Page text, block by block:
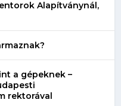
Alapítványnál,
a gépeknek –
rektorával